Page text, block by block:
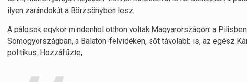
ilyen zarándokút a Börzsönyben lesz.
A pálosok egykor mindenhol otthon voltak Magyarországon: a
Somogyországban, a Balaton-felvidéken, sőt távolabb is, az egész
politikus. Hozzáfűzte,